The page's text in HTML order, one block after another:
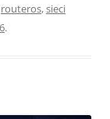
routeros,sieci
.